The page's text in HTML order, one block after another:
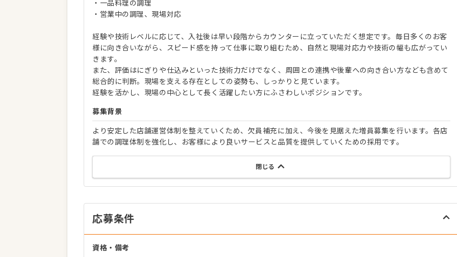
・一品料理の調理
・営業中の調理、現場対応
経験や技術レベルに応じて、入社後は早い段階からカウンターに立っていただく想定です。毎日多くのお客
様に向き合いながら、スピード感を持って仕事に取り組むため、自然と現場対応力や技術の幅も広がってい
きます。
また、評価はにぎりや仕込みといった技術力だけでなく、周囲との連携や後輩への向き合い方なども含めて
総合的に判断。現場を支える存在としての姿勢も、しっかりと見ています。
経験を活かし、現場の中心として長く活躍したい方にふさわしいポジションです。
募集背景
より安定した店舗運営体制を整えていくため、欠員補充に加え、今後を見据えた増員募集を行います。各店
舗での調理体制を強化し、お客様により良いサービスと品質を提供していくための採用です。
閉じる
応募条件
資格・備考